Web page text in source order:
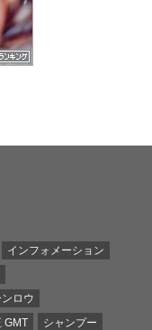
インフォメーション
ロウ
GMT
シャンプー